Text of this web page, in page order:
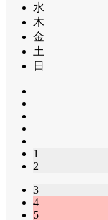
水
木
金
土
日
1
2
3
4
5